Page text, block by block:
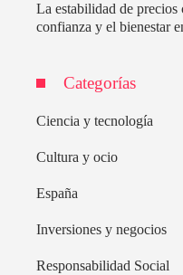
La estabilidad de precios
confianza y el bienestar
Categorías
Ciencia y tecnología
Cultura y ocio
España
Inversiones y negocios
Responsabilidad Social